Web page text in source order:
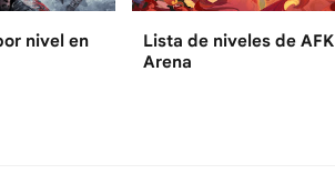
nivel en
Lista de niveles de AFK
Arena